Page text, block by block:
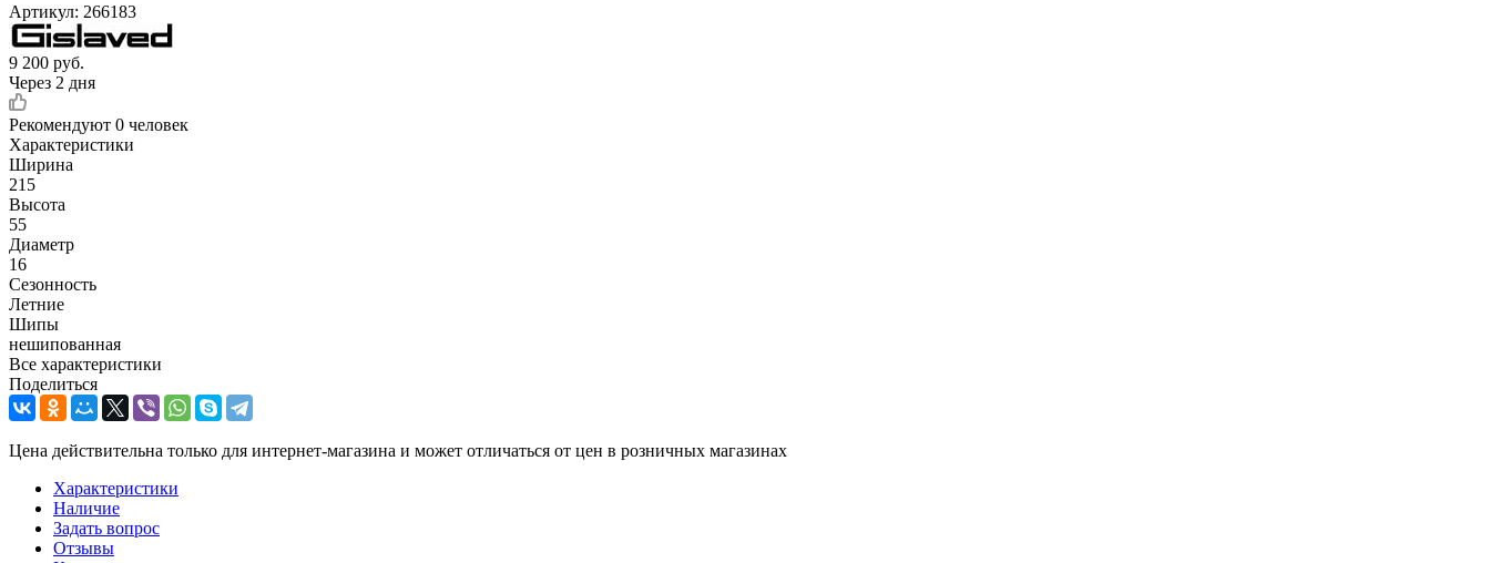
Артикул: 266183
9 200 руб.
Через 2 дня
Рекомендуют 0 человек
Характеристики
Ширина
215
Высота
55
Диаметр
16
Сезонность
Летние
Шипы
нешипованная
Все характеристики
Поделиться
Цена действительна только для интернет-магазина и может отличаться от цен в розничных магазинах
Характеристики
Наличие
Задать вопрос
Отзывы